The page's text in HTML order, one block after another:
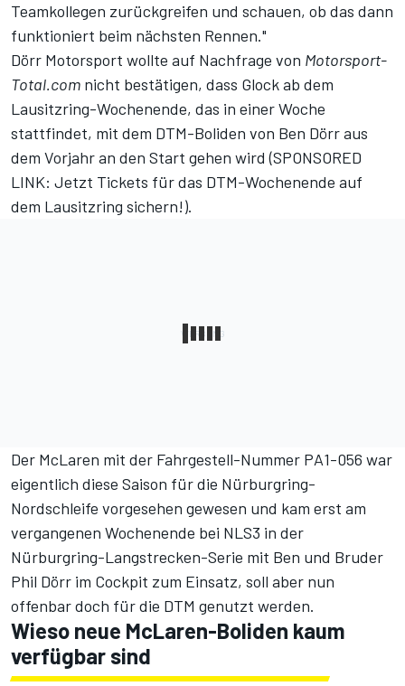
Teamkollegen zurückgreifen und schauen, ob das dann
funktioniert beim nächsten Rennen."
Dörr Motorsport wollte auf Nachfrage von Motorsport-
Total.com nicht bestätigen, dass Glock ab dem
Lausitzring-Wochenende, das in einer Woche
stattfindet, mit dem DTM-Boliden von Ben Dörr aus
dem Vorjahr an den Start gehen wird (SPONSORED
LINK: Jetzt Tickets für das DTM-Wochenende auf
dem Lausitzring sichern!).
Der McLaren mit der Fahrgestell-Nummer PA1-056 war
eigentlich diese Saison für die Nürburgring-
Nordschleife vorgesehen gewesen und kam erst am
vergangenen Wochenende bei NLS3 in der
Nürburgring-Langstrecken-Serie mit Ben und Bruder
Phil Dörr im Cockpit zum Einsatz, soll aber nun
offenbar doch für die DTM genutzt werden.
Wieso neue McLaren-Boliden kaum
verfügbar sind